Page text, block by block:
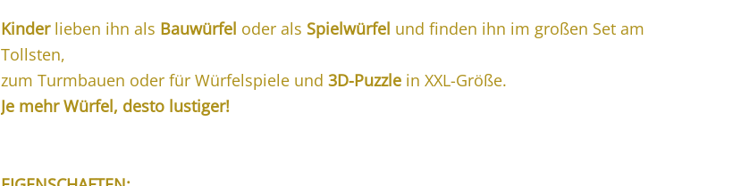
Kinderlieben ihn als Bauwürfel oder als Spielwürfel und finden ihn im großen Set am
Tollsten,
zum Turmbauen oder für Würfelspiele und3D-Puzzle in XXL-Größe.
Je mehr Würfel, desto lustiger!